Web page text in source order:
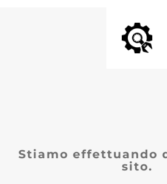
Stiamo effettuando
sito.